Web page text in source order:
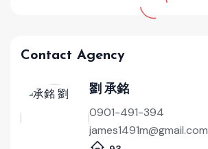
Contact Agency
劉 承銘
0901-491-394
james1491m@gmail.com